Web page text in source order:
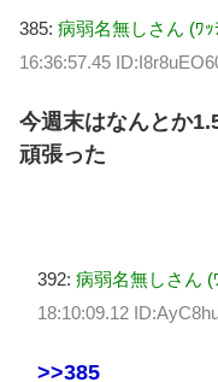
385: 病弱名無しさん (ﾜ
16:36:57.45
今週末はなんとか
頑張った
392: 病弱名無しさん (
18:10:09.12
>>385